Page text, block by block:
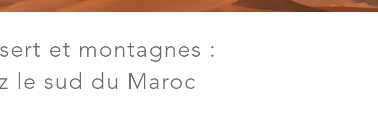
et montagnes :
le sud du Maroc